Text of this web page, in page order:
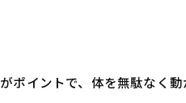
ポイントで、体を無駄なく動